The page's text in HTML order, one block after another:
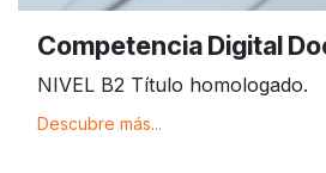
Competencia Digital
NIVEL B2 Título homologado.
Descubre más...